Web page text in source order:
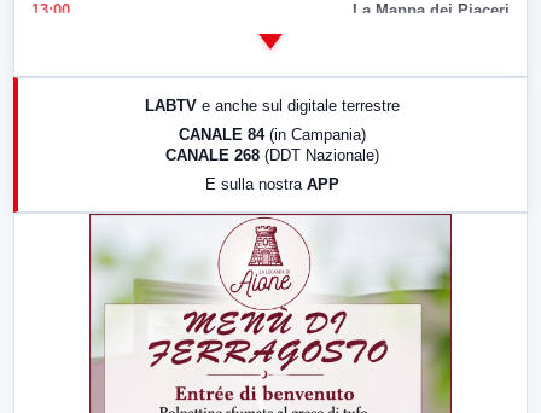
13:00 La Mappa dei Piaceri
LABTV e anche sul digitale terrestre
CANALE 84 (in Campania)
CANALE 268 (DDT Nazionale)
E sulla nostra APP